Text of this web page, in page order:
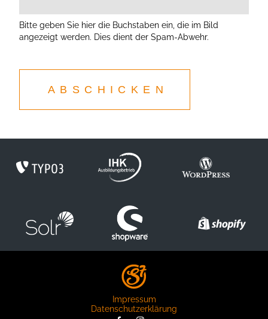
Bitte geben Sie hier die Buchstaben ein, die im Bild
angezeigt werden. Dies dient der Spam-Abwehr.
ABSCHICKEN
Impressum
Datenschutzerklärung